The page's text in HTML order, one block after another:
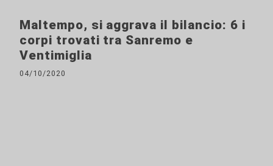
Maltempo, si aggrava il bilancio: 6 i
corpi trovati tra Sanremo e
Ventimiglia
04/10/2020